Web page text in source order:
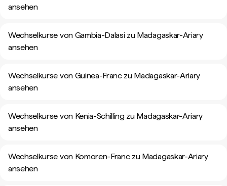
ansehen
Wechselkurse von Gambia-Dalasi zu Madagaskar-Ariary
ansehen
Wechselkurse von Guinea-Franc zu Madagaskar-Ariary
ansehen
Wechselkurse von Kenia-Schilling zu Madagaskar-Ariary
ansehen
Wechselkurse von Komoren-Franc zu Madagaskar-Ariary
ansehen